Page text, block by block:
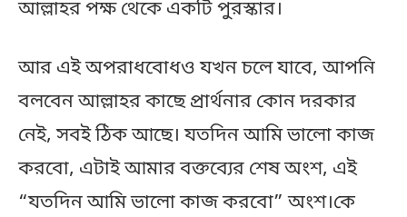
আল্লাহর পক্ষ থেকে একটি পুরস্কার।
আর এই অপরাধবোধও যখন চলে যাবে, আপনি
বলবেন আল্লাহর কাছে প্রার্থনার কোন দরকার
নেই, সবই ঠিক আছে। যতদিন আমি ভালো কাজ
করবো, এটাই আমার বক্তব্যের শেষ অংশ, এই
“যতদিন আমি ভালো কাজ করবো” অংশ।কে